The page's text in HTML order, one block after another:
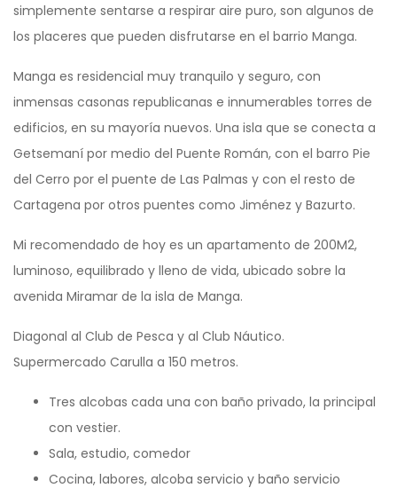
simplemente sentarse a respirar aire puro, son algunos de
los placeres que pueden disfrutarse en el barrio Manga.
Manga es residencial muy tranquilo y seguro, con
inmensas casonas republicanas e innumerables torres de
edificios, en su mayoría nuevos. Una isla que se conecta a
Getsemaní por medio del Puente Román, con el barro Pie
del Cerro por el puente de Las Palmas y con el resto de
Cartagena por otros puentes como Jiménez y Bazurto.
Mi recomendado de hoy es un apartamento de 200M2,
luminoso, equilibrado y lleno de vida, ubicado sobre la
avenida Miramar de la isla de Manga.
Diagonal al Club de Pesca y al Club Náutico.
Supermercado Carulla a 150 metros.
Tres alcobas cada una con baño privado, la principal
con vestier.
Sala, estudio, comedor
Cocina, labores, alcoba servicio y baño servicio